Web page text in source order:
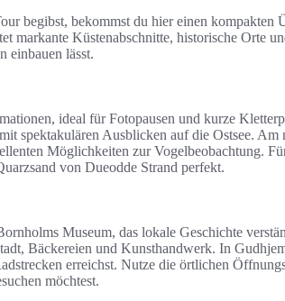
begibst, bekommst du hier einen kompakten
markante Küstenabschnitte, historische Orte
einbauen lässt.
ideal für Fotopausen und kurze
spektakulären Ausblicken auf die Ostsee.
Möglichkeiten zur Vogelbeobachtung.
von Dueodde Strand perfekt.
Museum, das lokale Geschichte
Bäckereien und Kunsthandwerk. In
erreichst. Nutze die örtlichen
möchtest.